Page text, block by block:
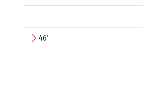
46'